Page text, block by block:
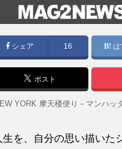
シェア 16 は
ポスト
YORK 摩天楼便り－マンハッ
を、自分の思い描いた